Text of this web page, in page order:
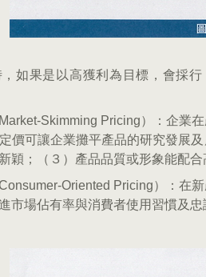
如果是以高獲利為目標，會採行
Market-Skimming Pricing）：企業
價可讓企業攤平產品的研究發展
穎；（３）產品品質或形象能配
Consumer-Oriented Pricing）：在
市場佔有率與消費者使用習慣及